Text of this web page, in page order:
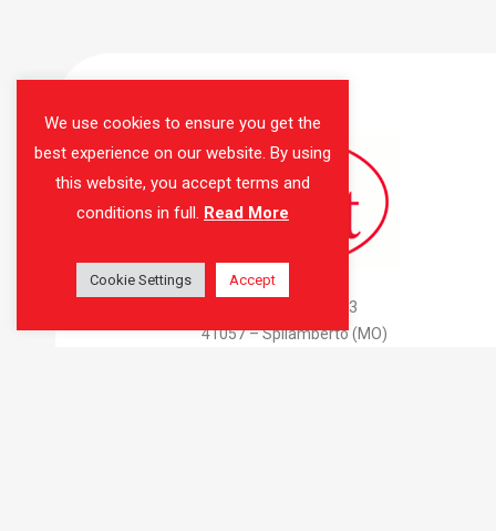
AMAS Srl
Via Don Attilio Bondi, 3
41057 – Spilamberto (MO)
We use cookies to ensure you get the
best experience on our website. By using
this website, you accept terms and
conditions in full. Read More
Cookie Settings Accept